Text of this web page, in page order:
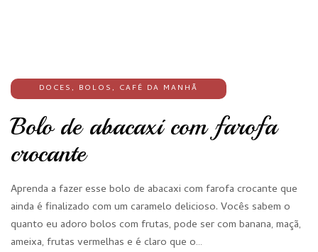
DOCES, BOLOS, CAFÉ DA MANHÃ
Bolo de abacaxi com farofa
crocante
Aprenda a fazer esse bolo de abacaxi com farofa crocante que
ainda é finalizado com um caramelo delicioso. Vocês sabem o
quanto eu adoro bolos com frutas, pode ser com banana, maçã,
ameixa, frutas vermelhas e é claro que o…